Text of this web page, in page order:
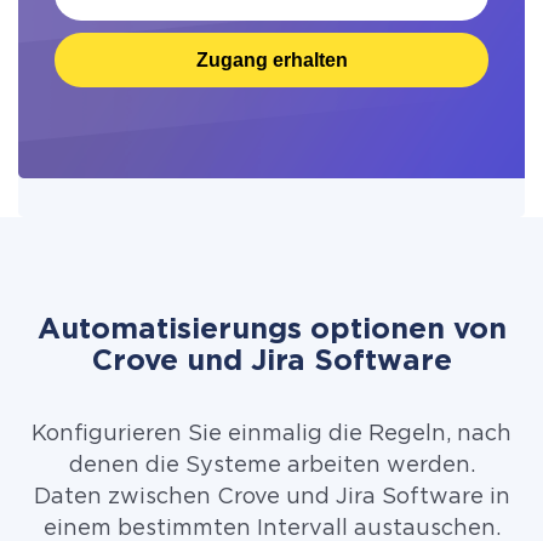
Zugang erhalten
Automatisierungs optionen von
Crove und Jira Software
Konfigurieren Sie einmalig die Regeln, nach
denen die Systeme arbeiten werden.
Daten zwischen Crove und Jira Software in
einem bestimmten Intervall austauschen.